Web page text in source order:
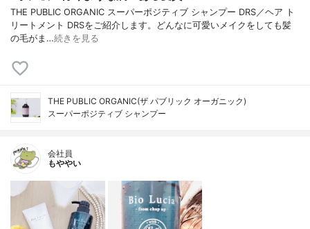
THE PUBLIC ORGANIC スーパーポジティブ シャンプー DRS／ヘア ト
リートメント DRSをご紹介します。どんなに可愛いメイクをしても髪
の毛がま…続きを見る
THE PUBLIC ORGANIC(ザ パブリック オーガニック)
スーパーポジティブ シャンプー
会社員
もややい